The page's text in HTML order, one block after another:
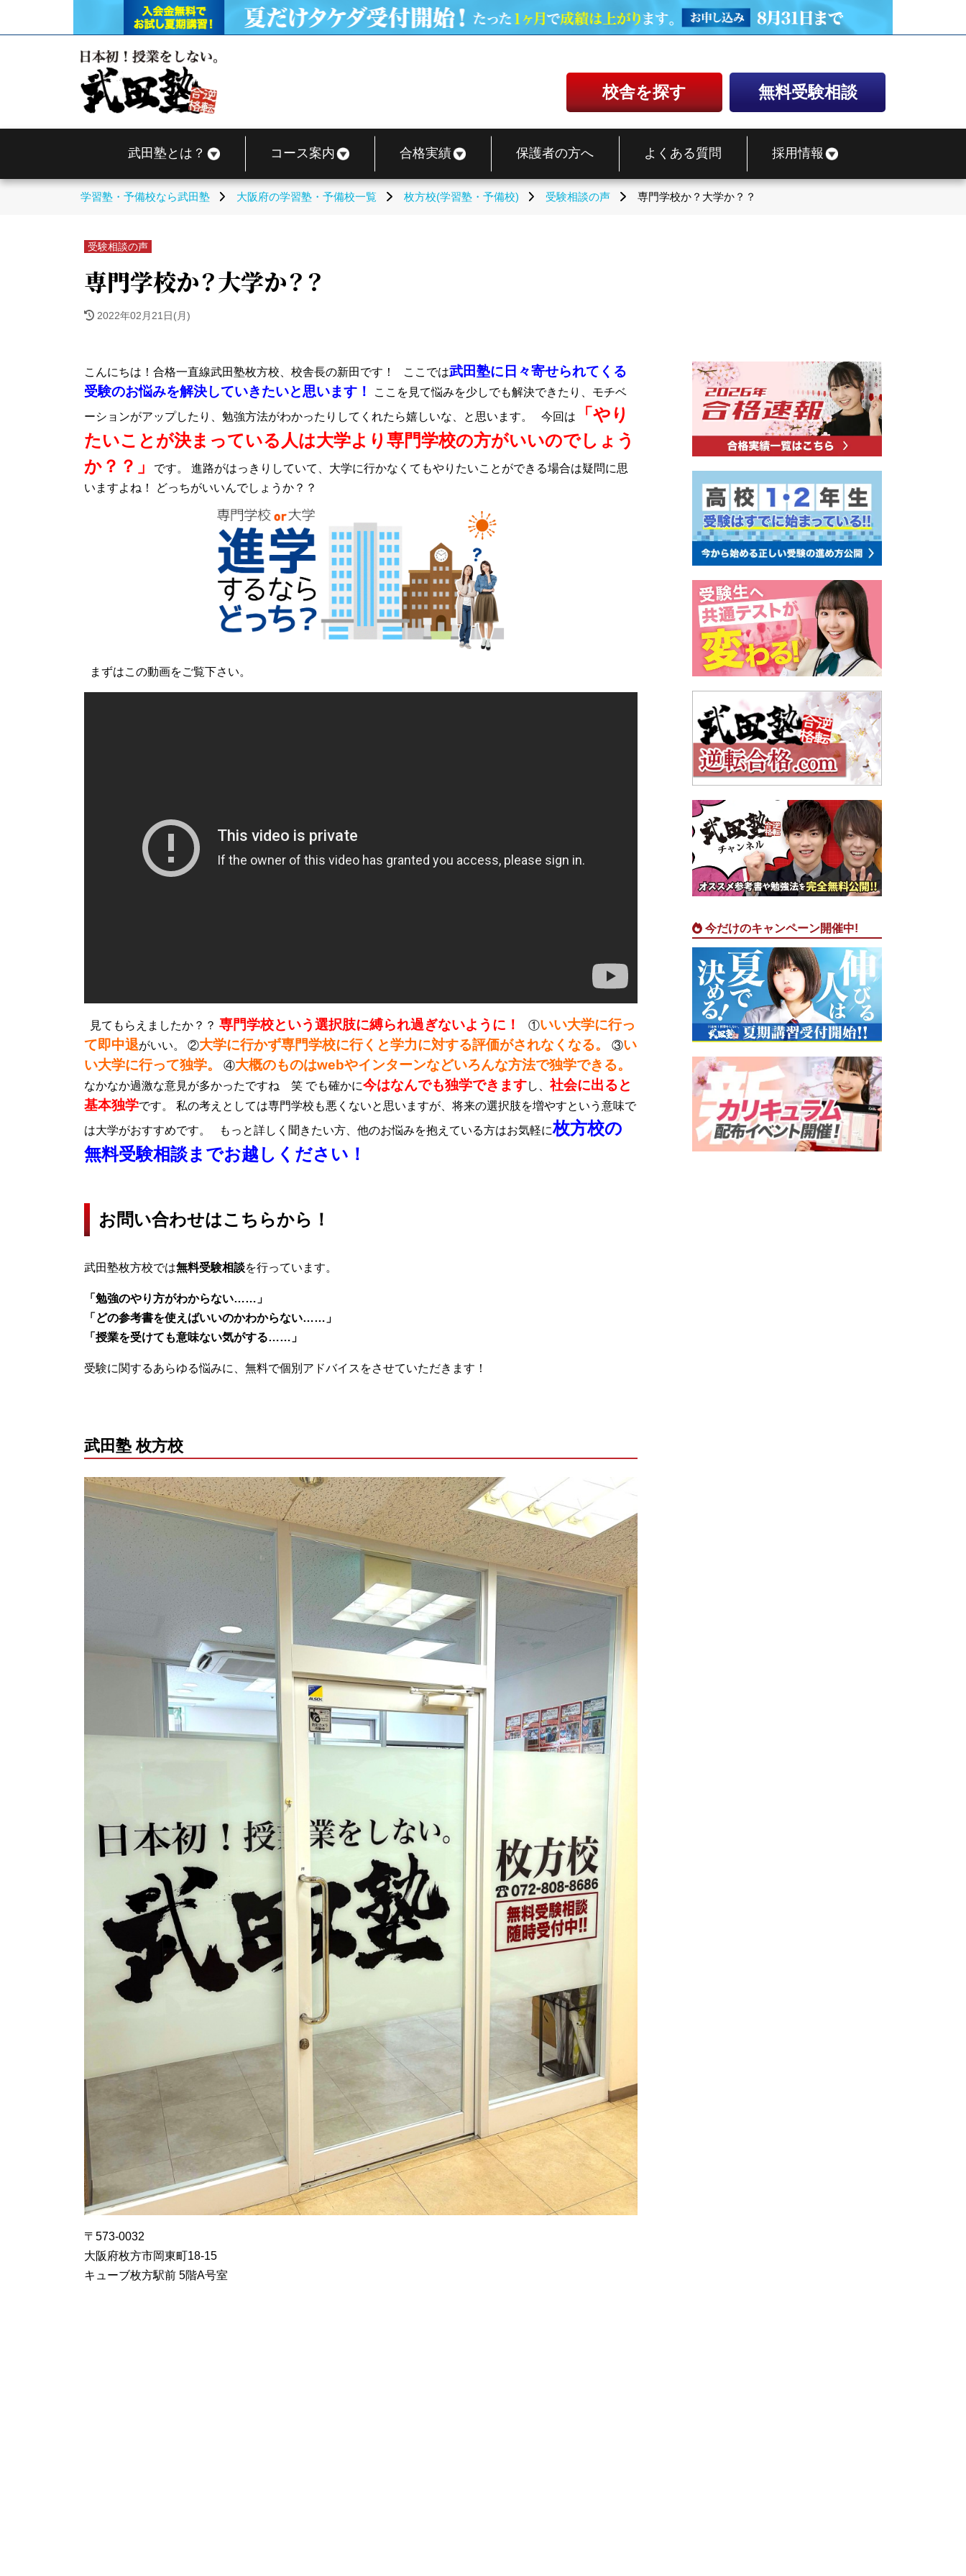
校舎を探す 無料受験相談
武田塾とは？ コース案内 合格実績 保護者の方へ よくある質問 採用情報
学習塾・予備校なら武田塾 大阪府の学習塾・予備校一覧 枚方校(学習塾・予備校) 受験相談の声 専門学校か？大学か？？
受験相談の声
専門学校か？大学か？？
2022年02月21日(月)
こんにちは！合格一直線武田塾枚方校、校舎長の新田です！ ここでは武田塾に日々寄せられてくる
受験のお悩みを解決していきたいと思います！
ここを見て悩みを少しでも解決できたり、モチベ
ーションがアップしたり、勉強方法がわかったりしてくれたら嬉しいな、と思います。 今回は
「やり
たいことが決まっている人は大学より専門学校の方がいいのでしょう
か？？」
です。 進路がはっきりしていて、大学に行かなくてもやりたいことができる場合は疑問に思
いますよね！ どっちがいいんでしょうか？？
まずはこの動画をご覧下さい。
見てもらえましたか？？ 専門学校という選択肢に縛られ過ぎないように！ ①いい大学に行っ
て即中退がいい。 ②大学に行かず専門学校に行くと学力に対する評価がされなくなる。 ③い
い大学に行って独学。
④大概のものはwebやインターンなどいろんな方法で独学できる。
なかなか過激な意見が多かったですね 笑 でも確かに今はなんでも独学できますし、 社会に出ると
基本独学です。 私の考えとしては専門学校も悪くないと思いますが、将来の選択肢を増やすという意味で
は大学がおすすめです。 もっと詳しく聞きたい方、他のお悩みを抱えている方はお気軽に枚方校の
無料受験相談までお越しください！
お問い合わせはこちらから！
武田塾枚方校では無料受験相談を行っています。
「勉強のやり方がわからない……」
「どの参考書を使えばいいのかわからない……」
「授業を受けても意味ない気がする……」
受験に関するあらゆる悩みに、無料で個別アドバイスをさせていただきます！
武田塾 枚方校
〒573-0032
大阪府枚方市岡東町18-15
キューブ枚方駅前 5階A号室
今だけのキャンペーン開催中!